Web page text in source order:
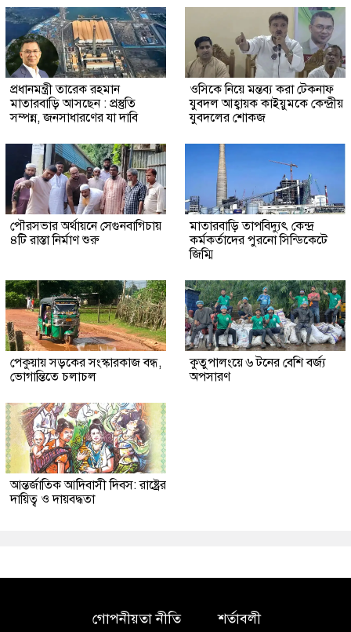
প্রধানমন্ত্রী তারেক রহমান
মাতারবাড়ি আসছেন : প্রস্তুতি
সম্পন্ন, জনসাধারণের যা দাবি
ওসিকে নিয়ে মন্তব্য করা টেকনাফ
যুবদল আহ্বায়ক কাইয়ুমকে কেন্দ্রীয়
যুবদলের শোকজ
পৌরসভার অর্থায়নে সেগুনবাগিচায়
৪টি রাস্তা নির্মাণ শুরু
মাতারবাড়ি তাপবিদ্যুৎ কেন্দ্র
কর্মকর্তাদের পুরনো সিন্ডিকেটে
জিম্মি
পেকুয়ায় সড়কের সংস্কারকাজ বন্ধ,
ভোগান্তিতে চলাচল
কুতুপালংয়ে ৬ টনের বেশি বর্জ্য
অপসারণ
আন্তর্জাতিক আদিবাসী দিবস: রাষ্ট্রের
দায়িত্ব ও দায়বদ্ধতা
গোপনীয়তা নীতি শর্তাবলী